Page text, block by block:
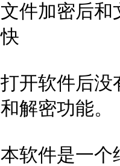
文件加密后和
快
打开软件后没
和解密功能。
本软件是一个